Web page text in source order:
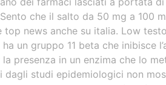
che il salto da 50 mg a 100
news anche su italia. Low
un gruppo 11 beta che inibisce
presenza in un enzima che lo
studi epidemiologici non